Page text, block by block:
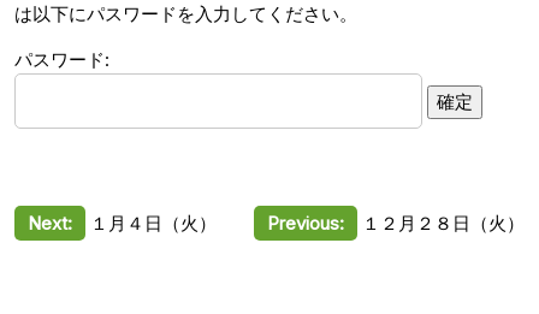
は以下にパスワードを入力してください。
パスワード:
投
Previous: １２月２８日（火）
Next: １月４日（火）